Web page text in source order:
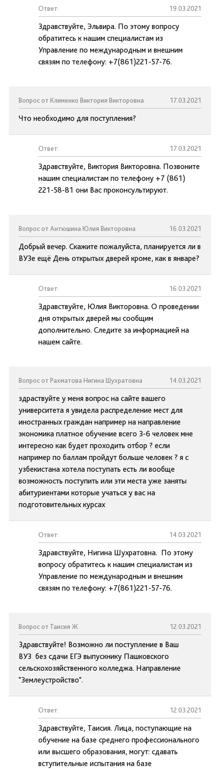
Ответ: 19.03.2021
Здравствуйте, Эльвира. По этому вопросу
обратитесь к нашим специалистам из
Управление по международным и внешним
связям по телефону: +7(861)221-57-76.
Вопрос от Клименко Виктория Викторовна 17.03.2021
Что необходимо для поступления?
Ответ: 17.03.2021
Здравствуйте, Виктория Викторовна. Позвоните
нашим специалистам по телефону +7 (861)
221-58-81 они Вас проконсультируют.
Вопрос от Антюшина Юлия Викторовна 16.03.2021
Добрый вечер. Скажите пожалуйста, планируется ли в
ВУЗе ещё День открытых дверей кроме, как в январе?
Ответ: 16.03.2021
Здравствуйте, Юлия Викторовна. О проведении
дня открытых дверей мы сообщим
дополнительно. Следите за информацией на
нашем сайте.
Вопрос от Рахматова Нигина Шухратовна 14.03.2021
здраствуйте у меня вопрос на сайте вашего
университета я увидела распределение мест для
иностранных граждан например на направление
экономика платное обучение всего 3-6 человек мне
интересно как будет проходить отбор ? если
например по баллам пройдут больше человек ? я с
узбекистана хотела поступать есть ли вообще
возможность поступить или эти места уже заняты
абитуриентами которые учаться у вас на
подготовительных курсах
Ответ: 14.03.2021
Здравствуйте, Нигина Шухратовна. По этому
вопросу обратитесь к нашим специалистам из
Управление по международным и внешним
связям по телефону: +7(861)221-57-76.
Вопрос от Таисия Ж. 12.03.2021
Здравствуйте! Возможно ли поступление в Ваш
ВУЗ без сдачи ЕГЭ выпускнику Пашковского
сельскохозяйственного колледжа. Направление
"Землеустройство".
Ответ: 12.03.2021
Здравствуйте, Таисия. Лица, поступающие на
обучение на базе среднего профессионального
или высшего образования, могут: сдавать
вступительные испытания на базе